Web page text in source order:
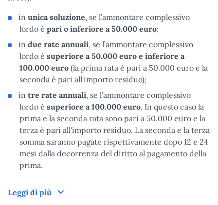
in unica soluzione, se l’ammontare complessivo
lordo è pari o inferiore a 50.000 euro;
in due rate annuali, se l’ammontare complessivo
lordo è superiore a 50.000 euro e inferiore a
100.000 euro (la prima rata è pari a 50.000 euro e la
seconda è pari all'importo residuo);
in tre rate annuali, se l’ammontare complessivo
lordo è superiore a 100.000 euro. In questo caso la
prima e la seconda rata sono pari a 50.000 euro e la
terza è pari all'importo residuo. La seconda e la terza
somma saranno pagate rispettivamente dopo 12 e 24
mesi dalla decorrenza del diritto al pagamento della
prima.
Leggi di più Come funziona